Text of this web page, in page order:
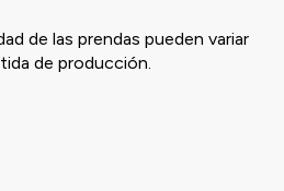
de las prendas pueden variar
de producción.